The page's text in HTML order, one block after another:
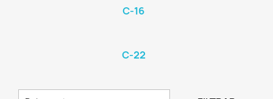
C-16
C-22